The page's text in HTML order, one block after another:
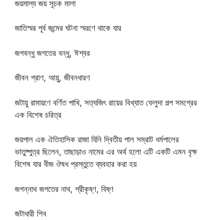
জয়মাল্য জয় সূচক মালা
জাতিস্মর পূর্ব জন্মের ঘটনা স্মরণে থাকে যার
জগবন্ধু জগতের বন্ধু, ঈশ্বর
জীবন প্রাণ, আয়ু, জীবনধারণ
জটায়ু রামায়ণে বর্ণিত পাখি, সত্যজিৎ রায়ের বিখ্যাত ফেলুদা গল্প সমগ্রের
এক বিশেষ চরিত্র
জয়পাল এক ঐতিহাসিক রাজা যিনি দ্বিতীয় পাল সম্রাট ধর্মপালের
ভাতুষ্পুত্র ছিলেন, তাছাড়াও নামের এর অর্থ হলো এটি একটি এমন বৃক্ষ
বিশেষ যার বীজ ঔষধ প্রস্তুতে ব্যবহার করা হয়
জগন্নাথ জগতের নাথ, শ্রীকৃষ্ণ, বিষ্ণ
জটাধারী শিব